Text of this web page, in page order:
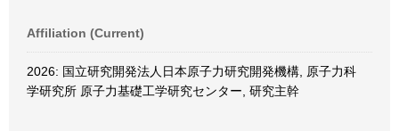
Affiliation (Current)
2026: 国立研究開発法人日本原子力研究開発機構, 原子力科
学研究所 原子力基礎工学研究センター, 研究主幹